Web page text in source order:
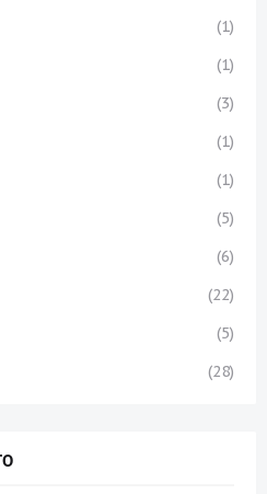
(1)
(1)
(3)
(1)
(1)
(5)
(6)
(22)
(5)
(28)